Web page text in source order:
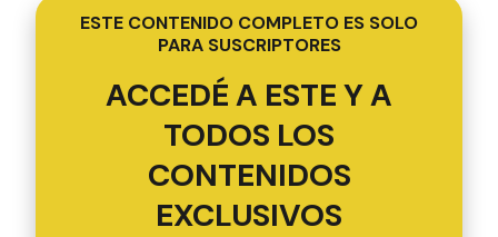
ESTE CONTENIDO COMPLETO ES SOLO
PARA SUSCRIPTORES
ACCEDÉ A ESTE Y A
TODOS LOS
CONTENIDOS
EXCLUSIVOS